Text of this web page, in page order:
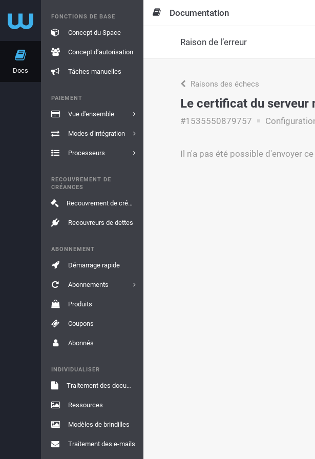
Docs
FONCTIONS DE BASE
Concept du Space
Concept d’autorisation
Tâches manuelles
PAIEMENT
Vue d'ensemble
Modes d'intégration
Processeurs
RECOUVREMENT DE
CRÉANCES
Recouvrement de créances
Recouvreurs de dettes
ABONNEMENT
Démarrage rapide
Abonnements
Produits
Coupons
Abonnés
INDIVIDUALISER
Traitement des documents
Ressources
Modèles de brindilles
Traitement des e-mails
Documentation
Raison de l’erreur
Raisons des échecs
Le certificat du serveur
#1535550879757
Il n'a pas été possible d'envoyer